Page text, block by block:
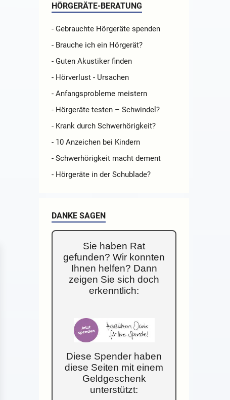
HÖRGERÄTE-BERATUNG
- Gebrauchte Hörgeräte spenden
- Brauche ich ein Hörgerät?
- Guten Akustiker finden
- Hörverlust - Ursachen
- Anfangsprobleme meistern
- Hörgeräte testen – Schwindel?
- Krank durch Schwerhörigkeit?
- 10 Anzeichen bei Kindern
- Schwerhörigkeit macht dement
- Hörgeräte in der Schublade?
DANKE SAGEN
Sie haben Rat
gefunden? Wir konnten
Ihnen helfen? Dann
zeigen Sie sich doch
erkenntlich:
Diese Spender haben
diese Seiten mit einem
Geldgeschenk
unterstützt: